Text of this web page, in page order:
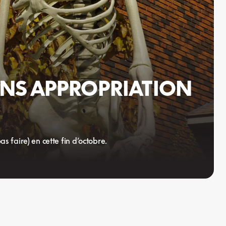
APPROPRIATION
faire) en cette fin d’octobre.